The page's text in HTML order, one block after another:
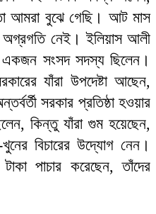
আমরা বুঝে গেছি। আট মাস
অগ্রগতি নেই। ইলিয়াস আলী
একজন সংসদ সদস্য ছিলেন।
যাঁরা উপদেষ্টা আছেন,
সরকার প্রতিষ্ঠা হওয়ার
কিন্তু যাঁরা গুম হয়েছেন,
বিচারের উদ্যোগ নেন।
পাচার করেছেন, তাঁদের